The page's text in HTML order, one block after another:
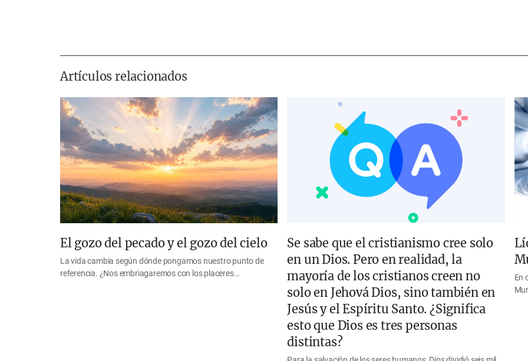
Artículos relacionados
El gozo del pecado y el gozo del cielo
La vida cambia según dónde pongamos nuestro punto de
referencia. ¿Nos embriagaremos con los placeres…
Se sabe que el cristianismo cree solo
en un Dios. Pero en realidad, la
mayoría de los cristianos creen no
solo en Jehová Dios, sino también en
Jesús y el Espíritu Santo. ¿Significa
esto que Dios es tres personas
distintas?
En